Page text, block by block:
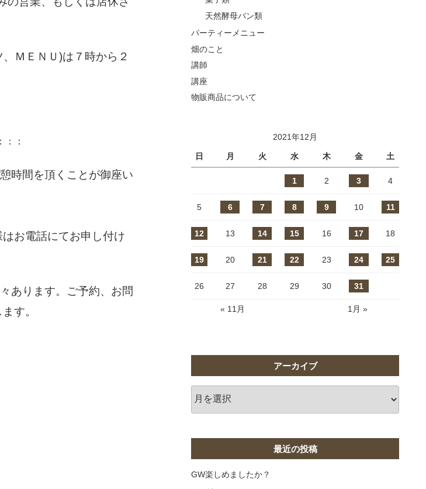
ＭＥＮＵ)は７時から２
：
時間を頂くことが御座い
お電話にてお申し付け
あります。ご予約、お問
す。
天然酵母パン類
パーティーメニュー
畑のこと
講師
講座
物販商品について
2021年12月
日 月 火 水 木 金 土
1 2 3 4
5 6 7 8 9 10 11
12 13 14 15 16 17 18
19 20 21 22 23 24 25
26 27 28 29 30 31
« 11月 1月 »
アーカイブ
ー
最近の投稿
GW楽しめましたか？